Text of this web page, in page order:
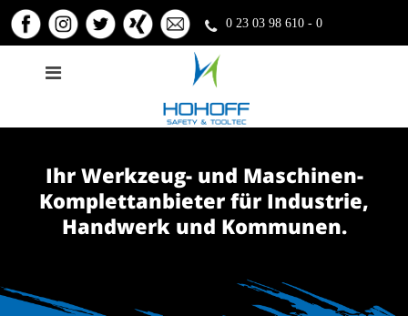
content
0 23 03 98 610 - 0
Main
Navigation
for:
Tooltec
Ihr Werkzeug- und Maschinen-
Komplettanbieter für Industrie,
Handwerk und Kommunen.